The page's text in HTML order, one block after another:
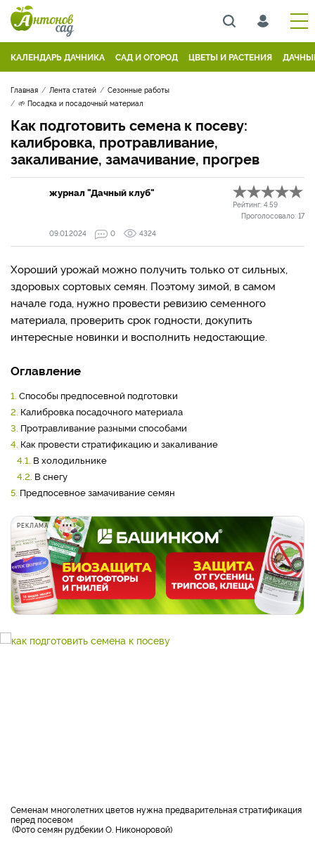
КАЛЕНДАРЬ ДАЧНИКА САД И ОГОРОД ЦВЕТЫ И РАСТЕНИЯ
Главная Лента статей
Сезонные работы
🌱 Посадка и посадочный материал
Как подготовить семена к посеву:
калибровка, протравливание,
закаливание, замачивание, прогрев
журнал "Дачный клуб"
Рейтинг: 4.59
Проголосовало: 17
09.01.2024
0 4324
Хороший урожай можно получить только от сильных,
здоровых сортовых семян. Поэтому зимой, в самом
начале года, нужно провести ревизию семенного
материала, проверить срок годности, докупить
интересные новинки и восполнить недостающие.
Оглавление
1. Способы предпосевной подготовки
2. Калибровка посадочного материала
3. Протравливание разными способами
4. Как провести стратификацию и закаливание
4.1. В холодильнике
4.2. В снегу
5. Предпосевное замачивание семян
РЕКЛАМА
Семенам многолетних цветов нужна предварительная стратификация
перед посевом
Фото семян рудбекии О. Никоноровой